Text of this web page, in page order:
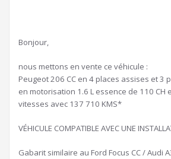
Bonjour,
nous mettons en vente ce véhicule :
Peugeot 206 CC en 4 places assises et 3
en motorisation 1.6 L essence de 110 CH
vitesses avec 137 710 KMS*
VÉHICULE COMPATIBLE AVEC UNE
Gabarit similaire au Ford Focus CC / Audi